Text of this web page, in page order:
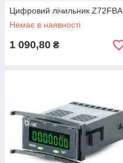
Цифровий лічильник Z72FBA
Немає в наявності
1 090,80 ₴